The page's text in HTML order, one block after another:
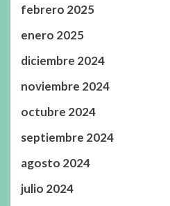
febrero 2025
enero 2025
diciembre 2024
noviembre 2024
octubre 2024
septiembre 2024
agosto 2024
julio 2024